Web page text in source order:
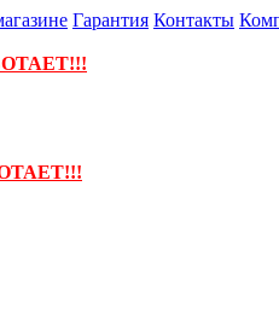
Гарантия Контакты